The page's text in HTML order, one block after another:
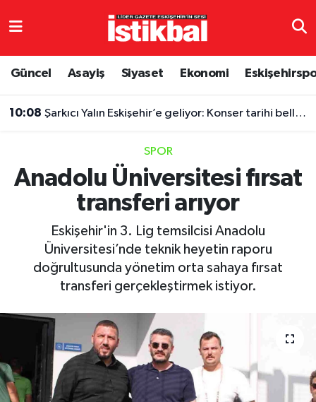
Güncel Asayiş Siyaset Ekonomi
10:08 Şarkıcı Yalın Eskişehir’e geliyor: Konser tarihi belli oldu
SPOR
Anadolu Üniversitesi fırsat
transferi arıyor
Eskişehir'in 3. Lig temsilcisi Anadolu
Üniversitesi’nde teknik heyetin raporu
doğrultusunda yönetim orta sahaya fırsat
transferi gerçekleştirmek istiyor.
Eskişehirspor
Eğitim
Ekonomi
Yaşam
Resmi ilanlar
Eskişehir Nöbetçi Eczaneler
Eskişehir Trafik Yoğunluk Haritası
TFF 3.Lig 4.Grup Puan Durumu ve Fikstür
Tüm Manşetler
Son Dakika Haberleri